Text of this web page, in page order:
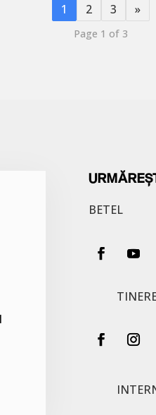
1 2 3 »
Page 1 of 3
BETEL